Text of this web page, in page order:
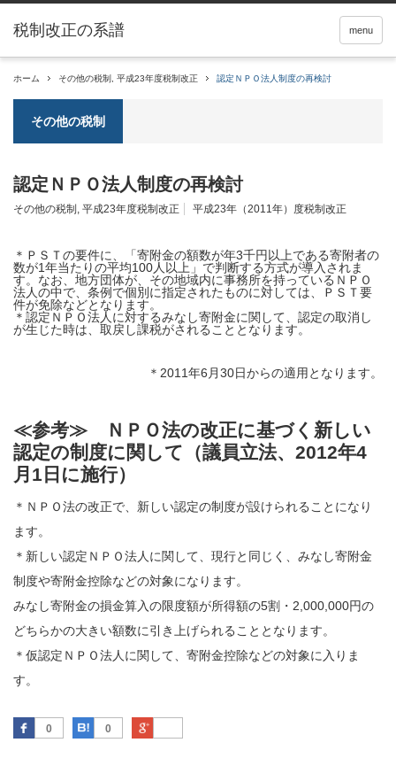
税制改正の系譜 menu
ホーム その他の税制 平成23年度税制改正 認定ＮＰＯ法人制度の再検討
その他の税制
認定ＮＰＯ法人制度の再検討
その他の税制 , 平成23年度税制改正 平成23年（2011年）度税制改正
＊ＰＳＴの要件に、「寄附金の額数が年3千円以上である寄附者の
数が1年当たりの平均100人以上」で判断する方式が導入されま
す。なお、地方団体が、その地域内に事務所を持っているＮＰＯ
法人の中で、条例で個別に指定されたものに対しては、ＰＳＴ要
件が免除などとなります。
＊ 認定ＮＰＯ法人に対するみなし寄附金に関して、認定の取消し
が生じた時は、取戻し課税がされることとなります。
＊2011年6月30日からの適用となります。
≪参考≫ ＮＰＯ法の改正に基づく新しい
認定の制度に関して（議員立法、2012年4
月1日に施行）
＊ＮＰＯ法の改正で、新しい認定の制度が設けられることになり
ます。
＊新しい認定ＮＰＯ法人に関して、現行と同じく、みなし寄附金
制度や寄附金控除などの対象になります。
みなし寄附金の損金算入の限度額が所得額の5割・2,000,000円の
どちらかの大きい額数に引き上げられることとなります。
＊仮認定ＮＰＯ法人に関して、寄附金控除などの対象に入りま
す。
0
Facebook 0
はてなブックマーク